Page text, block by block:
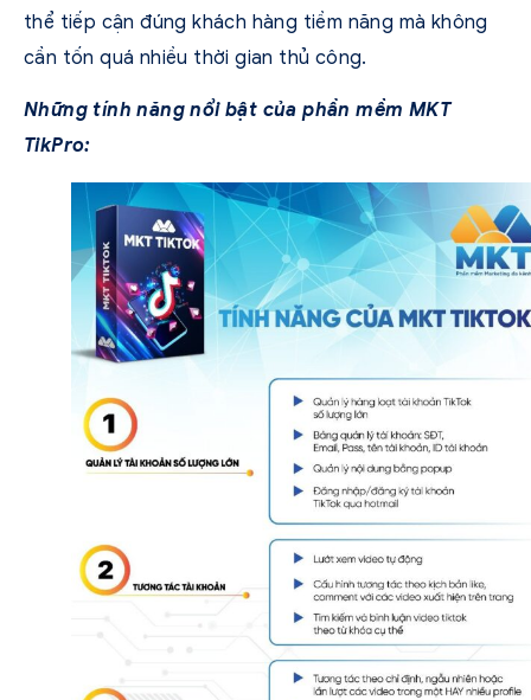
thể tiếp cận đúng khách hàng tiềm năng mà không
cần tốn quá nhiều thời gian thủ công.
Những tính năng nổi bật của phần mềm MKT
TikPro: